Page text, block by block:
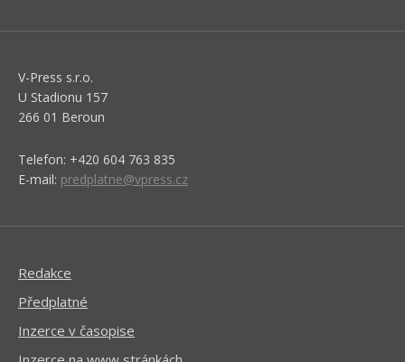
V-Press s.r.o.
U Stadionu 157
266 01 Beroun
Telefon: +420 604 763 835
E-mail: predplatne@vpress.cz
Redakce
Předplatné
Inzerce v časopise